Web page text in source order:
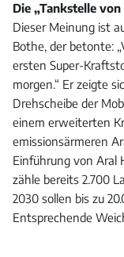
Die „Tankstelle
Dieser Meinung ist
Bothe, der betonte:
ersten Super-
morgen.“ Er zeigte
Drehscheibe der
einem erweiterten
emissionsärmeren
Einführung von Aral
zähle bereits 2.700
2030 sollen bis zu
Entsprechende